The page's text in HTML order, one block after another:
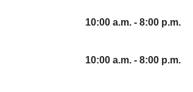
10:00 a.m. - 8:00 p.m.
10:00 a.m. - 8:00 p.m.